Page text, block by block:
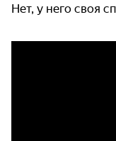
Нет, у него своя